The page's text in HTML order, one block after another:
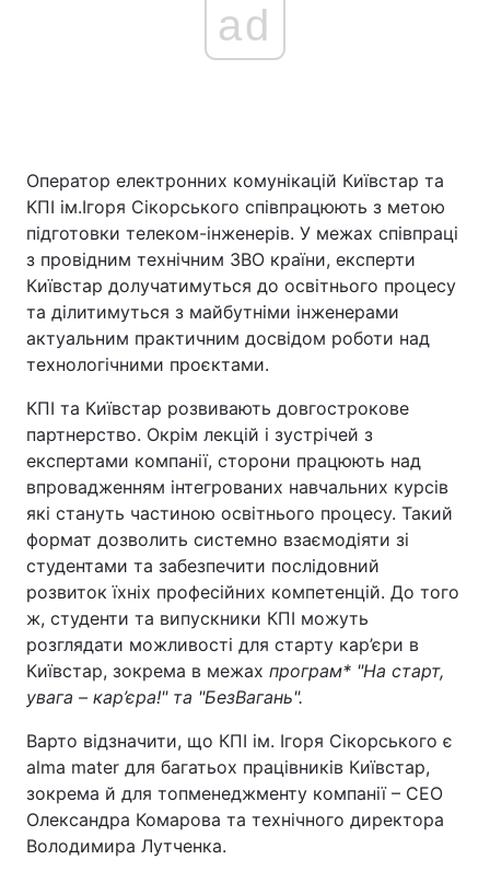
ad
Оператор електронних комунікацій Київстар та
КПІ ім.Ігоря Сікорського співпрацюють з метою
підготовки телеком-інженерів. У межах співпраці
з провідним технічним ЗВО країни, експерти
Київстар долучатимуться до освітнього процесу
та ділитимуться з майбутніми інженерами
актуальним практичним досвідом роботи над
технологічними проєктами.
КПІ та Київстар розвивають довгострокове
партнерство. Окрім лекцій і зустрічей з
експертами компанії, сторони працюють над
впровадженням інтегрованих навчальних курсів
які стануть частиною освітнього процесу. Такий
формат дозволить системно взаємодіяти зі
студентами та забезпечити послідовний
розвиток їхніх професійних компетенцій. До того
ж, студенти та випускники КПІ можуть
розглядати можливості для старту кар’єри в
Київстар, зокрема в межах програм* "На старт,
увага – кар’єра!" та "БезВагань".
Варто відзначити, що КПІ ім. Ігоря Сікорського є
alma mater для багатьох працівників Київстар,
зокрема й для топменеджменту компанії – СЕО
Олександра Комарова та технічного директора
Володимира Лутченка.